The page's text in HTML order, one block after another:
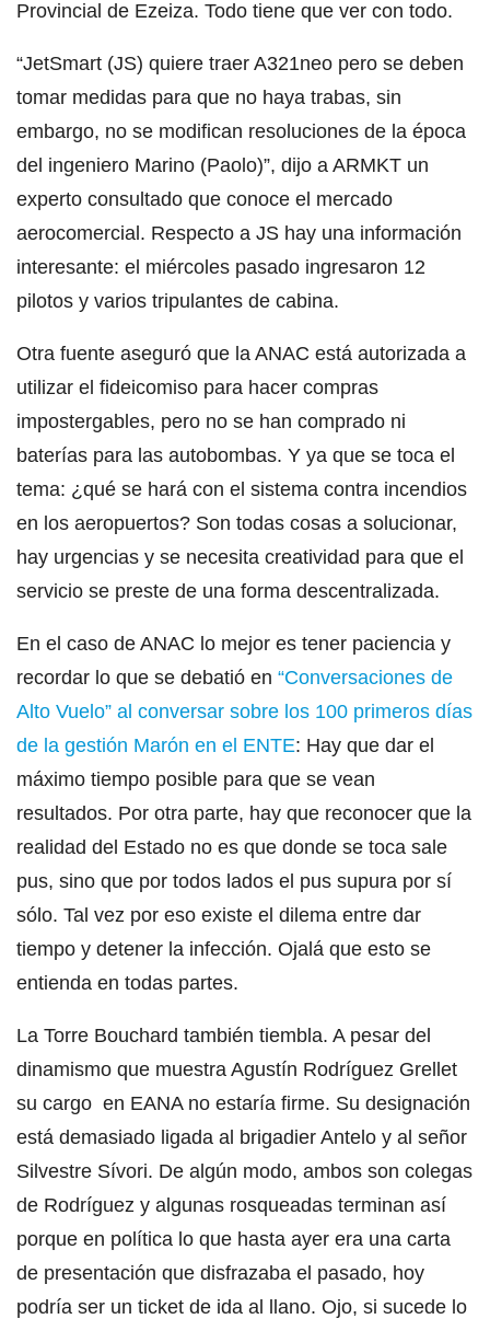
Provincial de Ezeiza. Todo tiene que ver con todo.
“JetSmart (JS) quiere traer A321neo pero se deben
tomar medidas para que no haya trabas, sin
embargo, no se modifican resoluciones de la época
del ingeniero Marino (Paolo)”, dijo a ARMKT un
experto consultado que conoce el mercado
aerocomercial. Respecto a JS hay una información
interesante: el miércoles pasado ingresaron 12
pilotos y varios tripulantes de cabina.
Otra fuente aseguró que la ANAC está autorizada a
utilizar el fideicomiso para hacer compras
impostergables, pero no se han comprado ni
baterías para las autobombas. Y ya que se toca el
tema: ¿qué se hará con el sistema contra incendios
en los aeropuertos? Son todas cosas a solucionar,
hay urgencias y se necesita creatividad para que el
servicio se preste de una forma descentralizada.
En el caso de ANAC lo mejor es tener paciencia y
recordar lo que se debatió en “Conversaciones de
Alto Vuelo” al conversar sobre los 100 primeros días
de la gestión Marón en el ENTE: Hay que dar el
máximo tiempo posible para que se vean
resultados. Por otra parte, hay que reconocer que la
realidad del Estado no es que donde se toca sale
pus, sino que por todos lados el pus supura por sí
sólo. Tal vez por eso existe el dilema entre dar
tiempo y detener la infección. Ojalá que esto se
entienda en todas partes.
La Torre Bouchard también tiembla. A pesar del
dinamismo que muestra Agustín Rodríguez Grellet
su cargo en EANA no estaría firme. Su designación
está demasiado ligada al brigadier Antelo y al señor
Silvestre Sívori. De algún modo, ambos son colegas
de Rodríguez y algunas rosqueadas terminan así
porque en política lo que hasta ayer era una carta
de presentación que disfrazaba el pasado, hoy
podría ser un ticket de ida al llano. Ojo, si sucede lo